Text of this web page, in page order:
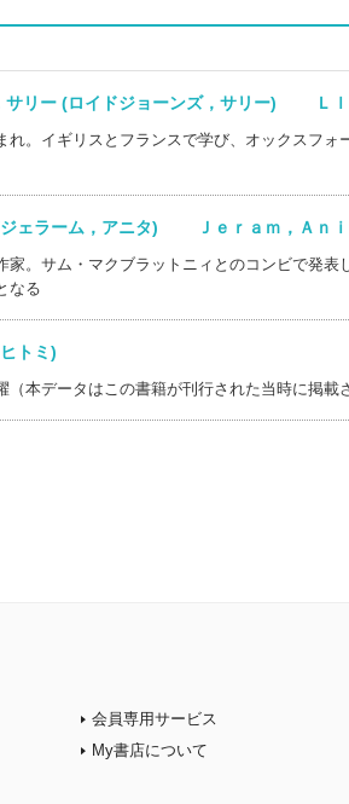
サリー (ロイドジョーンズ，サリー) Ｌｌ
れ。イギリスとフランスで学び、オックスフ
ジェラーム，アニタ) Ｊｅｒａｍ，Ａｎｉ
家。サム・マクブラットニィとのコンビで発
なる
ヒトミ)
（本データはこの書籍が刊行された当時に掲載
会員専用サービス
My書店について